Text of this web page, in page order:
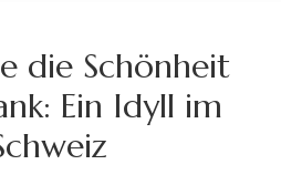
die Schönheit
Ein Idyll im